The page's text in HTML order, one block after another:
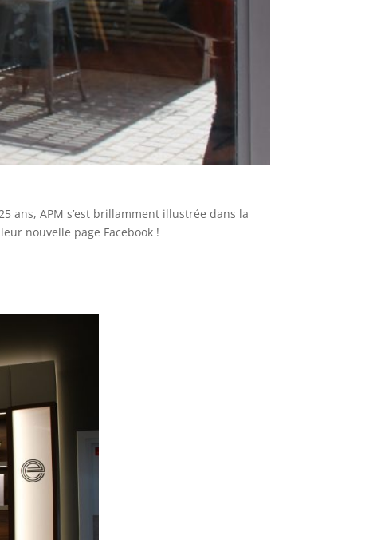
ans, APM s’est brillamment illustrée dans la
nouvelle page Facebook !